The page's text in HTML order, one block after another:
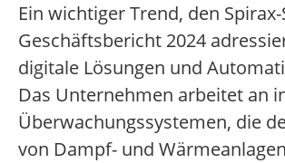
Ein wichtiger Trend, den
Geschäftsbericht 2024
digitale Lösungen und
Das Unternehmen arbeitet an
Überwachungssystemen, die
von Dampf- und Wärmeanlagen